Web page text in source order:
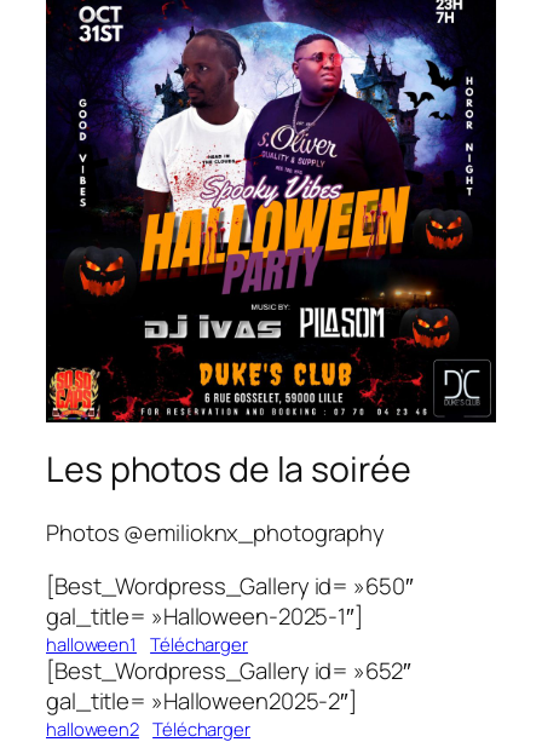
Les photos de la soirée
Photos @emilioknx_photography
[Best_Wordpress_Gallery id= »650″
gal_title= »Halloween-2025-1″]
halloween1 Télécharger
[Best_Wordpress_Gallery id= »652″
gal_title= »Halloween2025-2″]
halloween2 Télécharger